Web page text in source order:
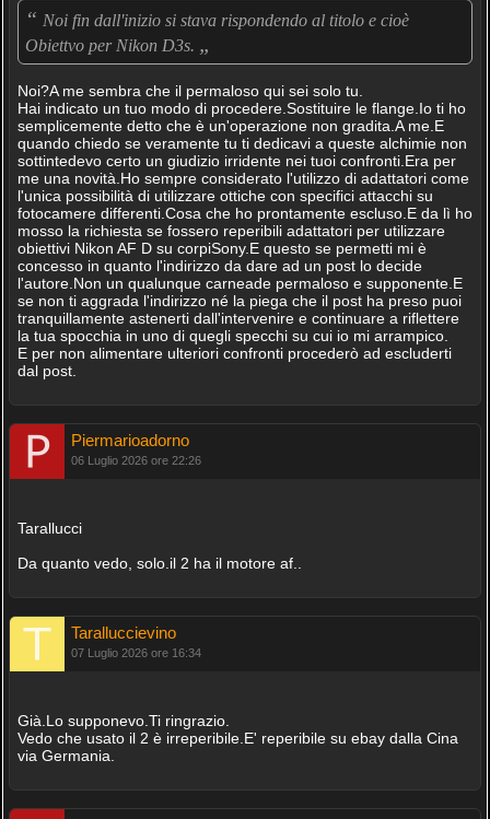
“ Noi fin dall'inizio si stava rispondendo al titolo e cioè
Obiettvo per Nikon D3s. „
Noi?A me sembra che il permaloso qui sei solo tu.
Hai indicato un tuo modo di procedere.Sostituire le flange.Io ti ho
semplicemente detto che è un'operazione non gradita.A me.E
quando chiedo se veramente tu ti dedicavi a queste alchimie non
sottintedevo certo un giudizio irridente nei tuoi confronti.Era per
me una novità.Ho sempre considerato l'utilizzo di adattatori come
l'unica possibilità di utilizzare ottiche con specifici attacchi su
fotocamere differenti.Cosa che ho prontamente escluso.E da lì ho
mosso la richiesta se fossero reperibili adattatori per utilizzare
obiettivi Nikon AF D su corpiSony.E questo se permetti mi è
concesso in quanto l'indirizzo da dare ad un post lo decide
l'autore.Non un qualunque carneade permaloso e supponente.E
se non ti aggrada l'indirizzo né la piega che il post ha preso puoi
tranquillamente astenerti dall'intervenire e continuare a riflettere
la tua spocchia in uno di quegli specchi su cui io mi arrampico.
E per non alimentare ulteriori confronti procederò ad escluderti
dal post.
Piermarioadorno
06 Luglio 2026 ore 22:26
Tarallucci
Da quanto vedo, solo.il 2 ha il motore af..
Taralluccievino
07 Luglio 2026 ore 16:34
Già.Lo supponevo.Ti ringrazio.
Vedo che usato il 2 è irreperibile.E' reperibile su ebay dalla Cina
via Germania.